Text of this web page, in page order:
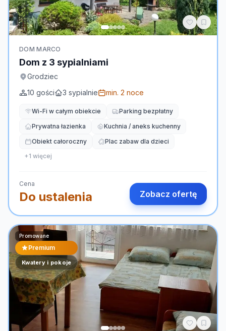
DOM MARCO
Dom z 3 sypialniami
Grodziec
10 gości 3 sypialnie min. 2 noce
Wi-Fi w całym obiekcie
Parking bezpłatny
Prywatna łazienka
Kuchnia / aneks kuchenny
Obiekt całoroczny
Plac zabaw dla dzieci
+1 więcej
Cena
Do ustalenia Zobacz ofertę
Promowane
Premium
Kwatery i pokoje